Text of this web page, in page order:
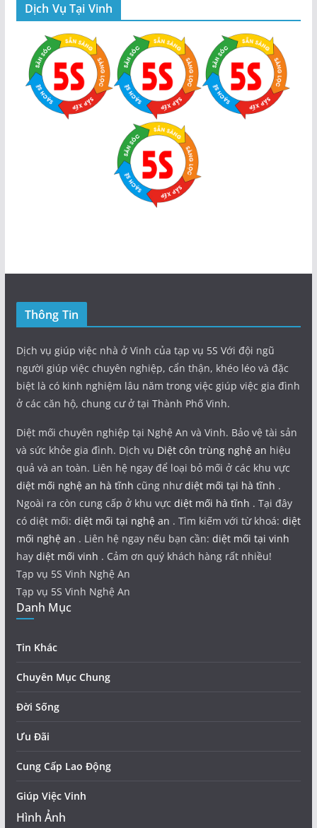
Dịch Vụ Tại Vinh
Thông Tin
Dịch vụ giúp việc nhà ở Vinh của tạp vụ 5S Với đội ngũ
người giúp việc chuyên nghiệp, cẩn thận, khéo léo và đặc
biệt là có kinh nghiệm lâu năm trong việc giúp việc gia đình
ở các căn hộ, chung cư ở tại Thành Phố Vinh.
Diệt mối chuyên nghiệp tại Nghệ An và Vinh. Bảo vệ tài sản
và sức khỏe gia đình. Dịch vụ Diệt côn trùng nghệ an hiệu
quả và an toàn. Liên hệ ngay để loại bỏ mối ở các khu vực
diệt mối nghệ an hà tĩnh cũng nhưdiệt mối tại hà tĩnh .
Ngoài ra còn cung cấp ở khu vực diệt mối hà tĩnh . Tại đây
có diệt mối: diệt mối tại nghệ an . Tìm kiếm với từ khoá: diệt
mối nghệ an . Liên hệ ngay nếu bạn cần: diệt mối tại vinh
hay diệt mối vinh . Cảm ơn quý khách hàng rất nhiều!
Tạp vụ 5S Vinh Nghệ An
Tạp vụ 5S Vinh Nghệ An
Danh Mục
Tin Khác
Chuyên Mục Chung
Đời Sống
Ưu Đãi
Cung Cấp Lao Động
Giúp Việc Vinh
Hình Ảnh